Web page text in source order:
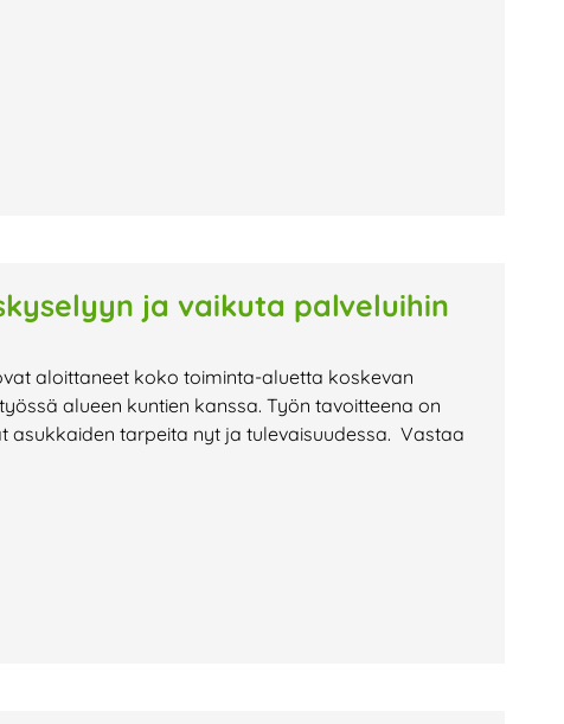
ja vaikuta palveluihin
aloittaneet koko toiminta-aluetta koskevan
alueen kuntien kanssa. Työn tavoitteena on
tarpeita nyt ja tulevaisuudessa. Vastaa